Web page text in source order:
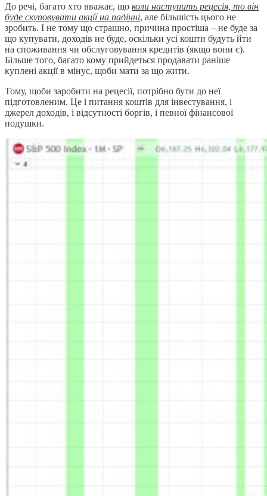
До речі, багато хто вважає, що коли наступить рецесія, то він
буде скуповувати акції на падінні, але більшість цього не
зробить. І не тому що страшно, причина простіша – не буде за
що купувати, доходів не буде, оскільки усі кошти будуть йти
на споживання чи обслуговування кредитів (якщо вони є).
Більше того, багато кому прийдеться продавати раніше
куплені акції в мінус, щоби мати за що жити.
Тому, щоби заробити на рецесії, потрібно бути до неї
підготовленим. Це і питання коштів для інвестування, і
джерел доходів, і відсутності боргів, і певної фінансової
подушки.